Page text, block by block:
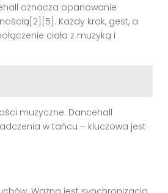
oznacza opanowanie
Każdy krok, gest, a
ciała z muzyką i
muzyczne. Dancehall
w tańcu – kluczowa jest